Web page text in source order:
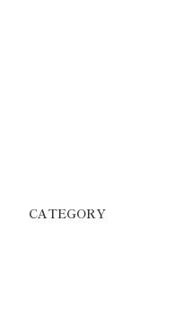
CATEGORY